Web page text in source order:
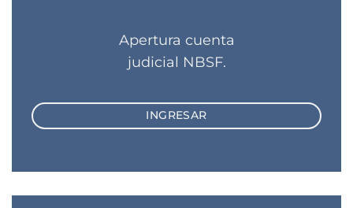
Apertura cuenta
judicial NBSF.
INGRESAR